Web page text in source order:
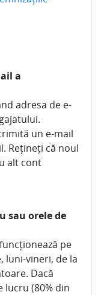
a
adresa de e-
un e-mail
Rețineți că noul
alt cont
sau orele de
pe
luni-vineri, de la
Dacă
(80% din